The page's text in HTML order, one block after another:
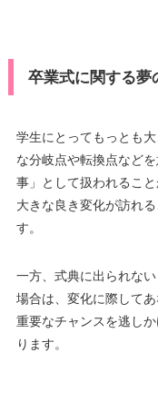
卒業式に関する夢
学生にとってもっとも
な分岐点や転換点など
事」として扱われるこ
大きな良き変化が訪れ
す。
一方、式典に出られな
場合は、変化に際して
重要なチャンスを逃し
ります。